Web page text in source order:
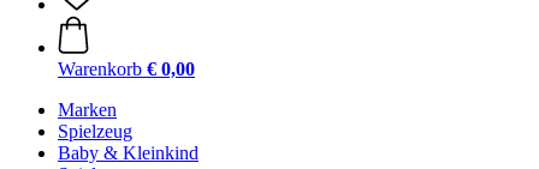
Warenkorb € 0,00
Marken
Spielzeug
Baby & Kleinkind